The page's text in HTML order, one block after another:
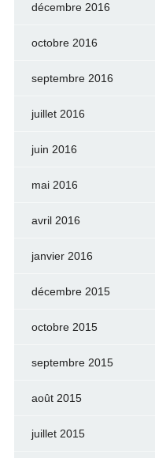
décembre 2016
octobre 2016
septembre 2016
juillet 2016
juin 2016
mai 2016
avril 2016
janvier 2016
décembre 2015
octobre 2015
septembre 2015
août 2015
juillet 2015